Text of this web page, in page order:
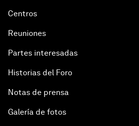
Centros
Reuniones
Partes interesadas
Historias del Foro
Notas de prensa
Galería de fotos